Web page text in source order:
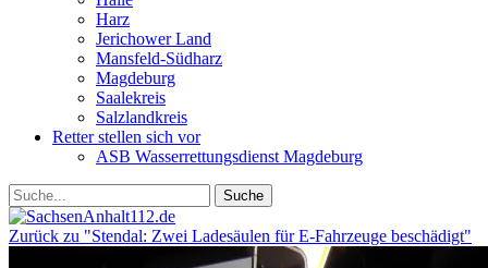
Harz
Jerichower Land
Mansfeld-Südharz
Magdeburg
Saalekreis
Salzlandkreis
Retter stellen sich vor
ASB Wasserrettungsdienst Magdeburg
Zurück zu "Stendal: Zwei Ladesäulen für E-Fahrzeuge beschädigt"